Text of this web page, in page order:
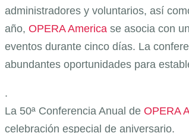
administradores y voluntarios, así
año, OPERA America se asocia con
eventos durante cinco días. La
abundantes oportunidades para
.
La 50ª Conferencia Anual de OPERA
celebración especial de aniversario.